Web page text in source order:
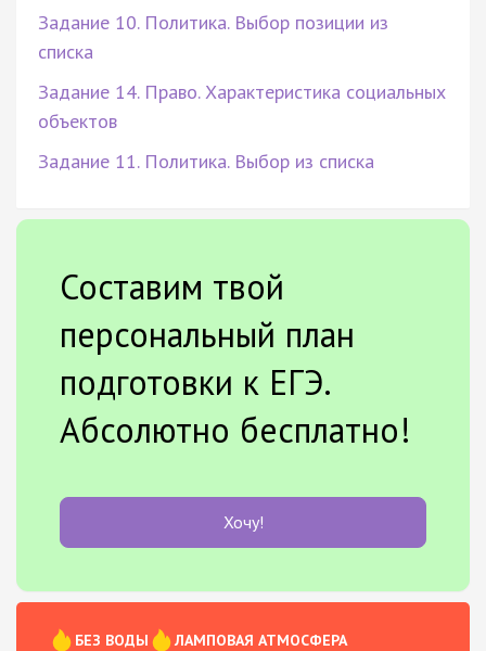
Задание 10. Политика. Выбор позиции из
списка
Задание 14. Право. Характеристика социальных
объектов
Задание 11. Политика. Выбор из списка
Составим твой
персональный план
подготовки к ЕГЭ.
Абсолютно бесплатно!
Хочу!
БЕЗ ВОДЫ
ЛАМПОВАЯ АТМОСФЕРА